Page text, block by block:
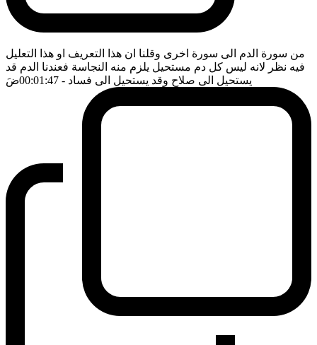
من سورة الدم الى سورة اخرى وقلنا ان هذا التعريف او هذا التعليل
فيه نظر لانه ليس كل دم مستحيل يلزم منه النجاسة فعندنا الدم قد
يستحيل الى صلاح وقد يستحيل الى فساد - 00:01:47 ضَ